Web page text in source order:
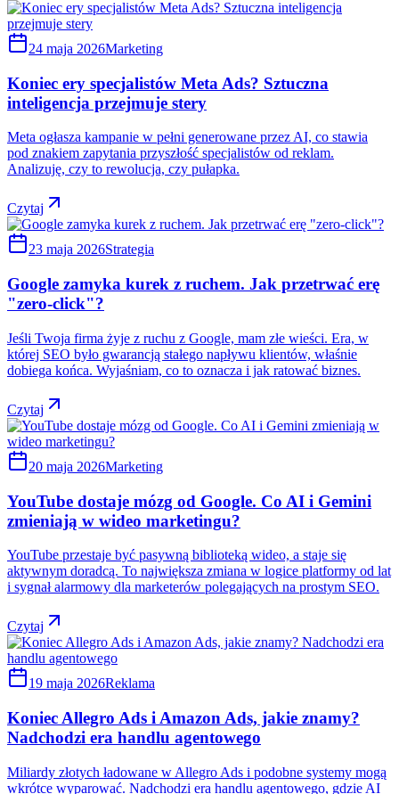
24 maja 2026Marketing
Koniec ery specjalistów Meta Ads? Sztuczna
inteligencja przejmuje stery
Meta ogłasza kampanie w pełni generowane przez AI, co stawia
pod znakiem zapytania przyszłość specjalistów od reklam.
Analizuję, czy to rewolucja, czy pułapka.
Czytaj
23 maja 2026Strategia
Google zamyka kurek z ruchem. Jak przetrwać erę
"zero-click"?
Jeśli Twoja firma żyje z ruchu z Google, mam złe wieści. Era, w
której SEO było gwarancją stałego napływu klientów, właśnie
dobiega końca. Wyjaśniam, co to oznacza i jak ratować biznes.
Czytaj
20 maja 2026Marketing
YouTube dostaje mózg od Google. Co AI i Gemini
zmieniają w wideo marketingu?
YouTube przestaje być pasywną biblioteką wideo, a staje się
aktywnym doradcą. To największa zmiana w logice platformy od lat
i sygnał alarmowy dla marketerów polegających na prostym SEO.
Czytaj
19 maja 2026Reklama
Koniec Allegro Ads i Amazon Ads, jakie znamy?
Nadchodzi era handlu agentowego
Miliardy złotych ładowane w Allegro Ads i podobne systemy mogą
wkrótce wyparować. Nadchodzi era handlu agentowego, gdzie AI